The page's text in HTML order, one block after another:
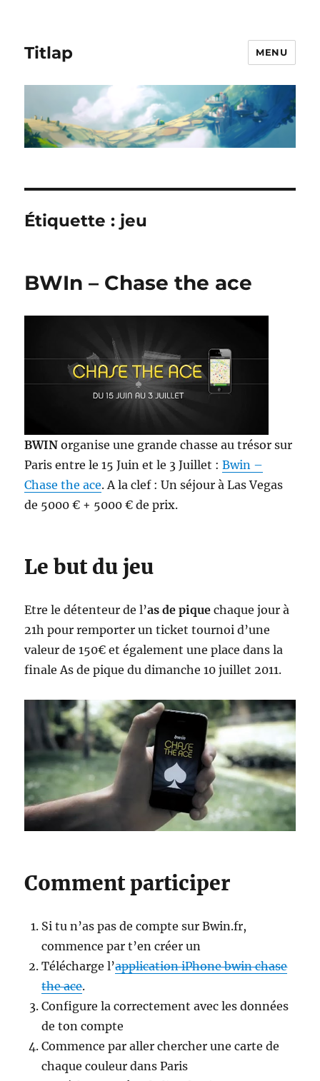
Titlap MENU
Étiquette : jeu
BWIn – Chase the ace
BWINorganise une grande chasse au trésor sur
Paris entre le 15 Juin et le 3 Juillet :Bwin –
Chase the ace. A la clef : Un séjour à Las Vegas
de 5000 € + 5000 € de prix.
Le but du jeu
Etre le détenteur de l’as de pique chaque jour à
21h pour remporter un ticket tournoi d’une
valeur de 150€ et également une place dans la
finale As de pique du dimanche 10 juillet 2011.
Comment participer
Si tu n’as pas de compte sur Bwin.fr,
commence par t’en créer un
Télécharge l’application iPhone bwin chase
the ace.
Configure la correctement avec les données
de ton compte
Commence par aller chercher une carte de
chaque couleur dans Paris